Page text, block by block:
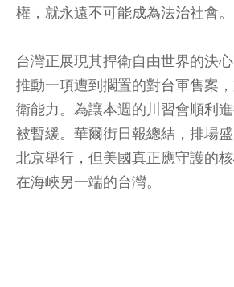
權，就永遠不可能成為法治社會。
台灣正展現其捍衛自由世界的決
推動一項遭到擱置的對台軍售案
衛能力。為讓本週的川習會順利
被暫緩。華爾街日報總結，排場
北京舉行，但美國真正應守護的
在海峽另一端的台灣。